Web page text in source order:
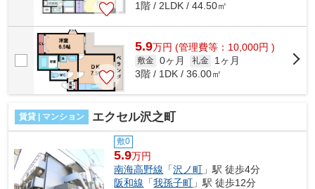
1階 / 2LDK / 44.50㎡
5.9万円 (管理費等：10,000円 )
敷金 0ヶ月 礼金
1ヶ月
3階 / 1DK / 36.00㎡
賃貸 | マンション エクセル沢之町
敷0
5.9万円
南海高野線 「沢ノ町 」駅 徒歩4分
阪和線 「我孫子町 」駅 徒歩12分